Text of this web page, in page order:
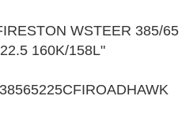
WSTEER 385/65
160K/158L"